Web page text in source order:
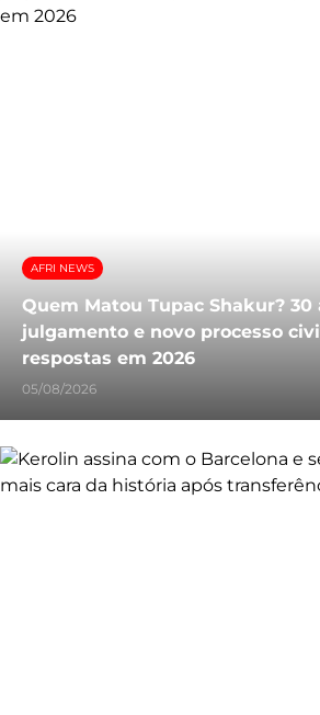
AFRI NEWS
Quem Matou Tupac Shakur? 30
julgamento e novo processo
respostas em 2026
05/08/2026